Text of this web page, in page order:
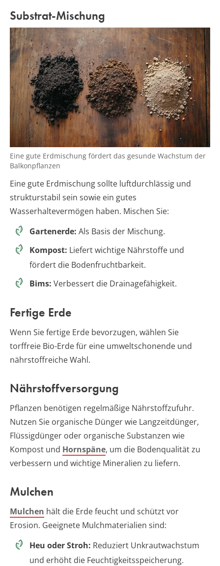
Substrat-Mischung
Eine gute Erdmischung fördert das gesunde Wachstum der
Balkonpflanzen
Eine gute Erdmischung sollte luftdurchlässig und
strukturstabil sein sowie ein gutes
Wasserhaltevermögen haben. Mischen Sie:
Gartenerde: Als Basis der Mischung.
Kompost: Liefert wichtige Nährstoffe und
fördert die Bodenfruchtbarkeit.
Bims: Verbessert die Drainagefähigkeit.
Fertige Erde
Wenn Sie fertige Erde bevorzugen, wählen Sie
torffreie Bio-Erde für eine umweltschonende und
nährstoffreiche Wahl.
Nährstoffversorgung
Pflanzen benötigen regelmäßige Nährstoffzufuhr.
Nutzen Sie organische Dünger wie Langzeitdünger,
Flüssigdünger oder organische Substanzen wie
Kompost und Hornspäne, um die Bodenqualität zu
verbessern und wichtige Mineralien zu liefern.
Mulchen
Mulchen hält die Erde feucht und schützt vor
Erosion. Geeignete Mulchmaterialien sind:
Heu oder Stroh: Reduziert Unkrautwachstum
und erhöht die Feuchtigkeitsspeicherung.